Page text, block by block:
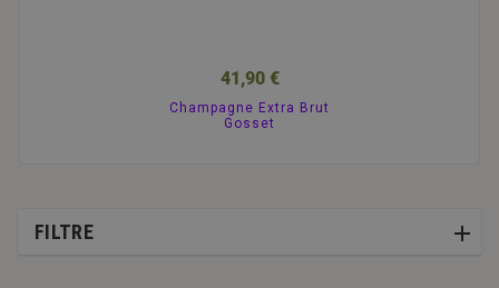
41,90 €
Champagne Extra Brut
Gosset
FILTRE